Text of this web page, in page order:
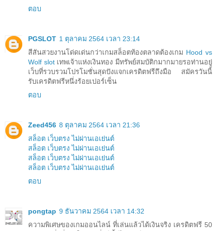
ตอบ
PGSLOT 1 ตุลาคม 2564 เวลา 23:14
สีสันสวยงานโด่ดเด่นกว่าเกมสล็อตท้องตลาดต้องเกม Hood vs
Wolf slotเทพเจ้าแห่งเงินทอง มีทรัพย์สมบัติกมากมายรอท่านอยู่
เว็บที่รวบรวมโปรโมชั่นสุดปังแจกเครดิตฟรีถึงมือ สมัครวันนี้
รับเครดิตฟรีหนึ่งร้อยเปอร์เซ็น
ตอบ
Zeed456 8 ตุลาคม 2564 เวลา 21:36
สล็อต เว็บตรง ไม่ผ่านเอเย่นต์
สล็อต เว็บตรง ไม่ผ่านเอเย่นต์
สล็อต เว็บตรง ไม่ผ่านเอเย่นต์
สล็อต เว็บตรง ไม่ผ่านเอเย่นต์
ตอบ
pongtap 9 ธันวาคม 2564 เวลา 14:32
ความพิเศษของเกมออนไลน์ ที่เล่นแล้วได้เงินจริง เครดิตฟรี 50